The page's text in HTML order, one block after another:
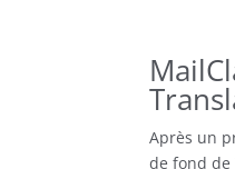
Après un
de fond de